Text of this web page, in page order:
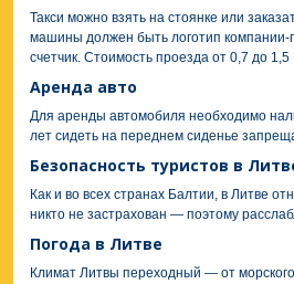
Такси можно взять на стоянке или
машины должен быть логотип компании-
счетчик. Стоимость проезда от 0,7 до 1,5
Аренда авто
Для аренды автомобиля необходимо
лет сидеть на переднем сиденье
Безопасность туристов в
Как и во всех странах Балтии, в Литве
никто не застрахован — поэтому
Погода в Литве
Климат Литвы переходный — от